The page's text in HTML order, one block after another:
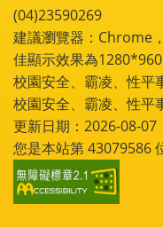
(04)23590269
建議瀏覽器：Chrome
佳顯示效果為
校園安全、霸凌、性平
校園安全、霸凌、性
更新日期：2026-08-07
您是本站第43079586